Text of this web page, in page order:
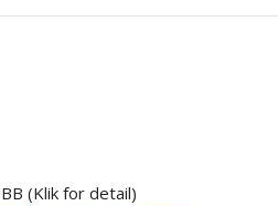
(Klik for detail)